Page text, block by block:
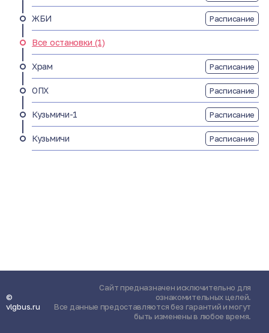
ЖБИ Расписание
Все остановки (1)
Храм Расписание
ОПХ Расписание
Кузьмичи-1 Расписание
Кузьмичи Расписание
©
vlgbus.ru
Сайт предназначен исключительно для
ознакомительных целей.
Все данные предоставляются без гарантий и могут
быть изменены в любое время.